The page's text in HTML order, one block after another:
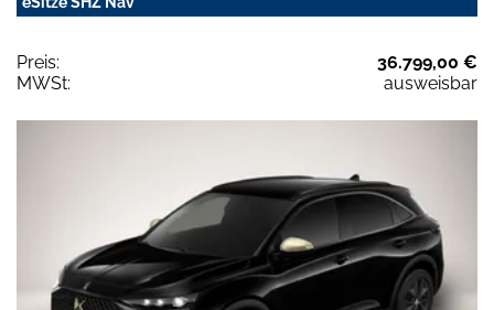
Preis:
36.799,00 €
MWSt:
ausweisbar